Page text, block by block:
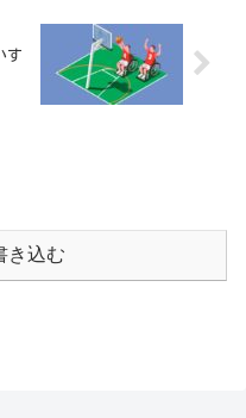
す
き込む